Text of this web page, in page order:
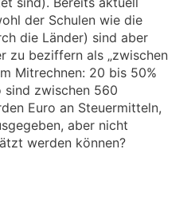
der Schulen wie die
die Länder) sind aber
zu beziffern als „zwischen
Mitrechnen: 20 bis 50%
sind zwischen 560
Euro an Steuermitteln,
aber nicht
werden können?